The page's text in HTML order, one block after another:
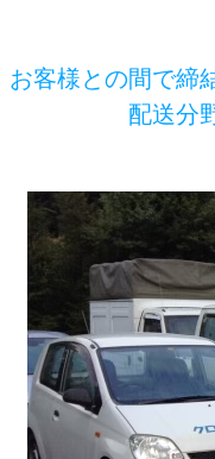
お客様との間で締
配送分